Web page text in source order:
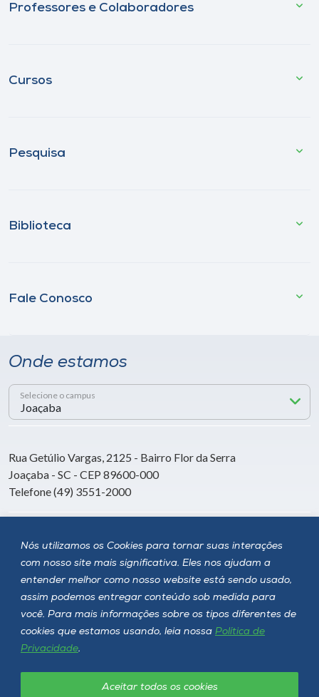
Nós utilizamos os Cookies para tornar suas interações
com nosso site mais significativa. Eles nos ajudam a
entender melhor como nosso website está sendo usado,
assim podemos entregar conteúdo sob medida para
você. Para mais informações sobre os tipos diferentes de
cookies que estamos usando, leia nossa Política de
Privacidade.
Aceitar todos os cookies
Professores e Colaboradores
Cursos
Pesquisa
Biblioteca
Fale Conosco
Onde estamos
Selecione o campus
Rua Getúlio Vargas, 2125 - Bairro Flor da Serra
Joaçaba - SC - CEP 89600-000
Telefone (49) 3551-2000
Siga a Unoesc